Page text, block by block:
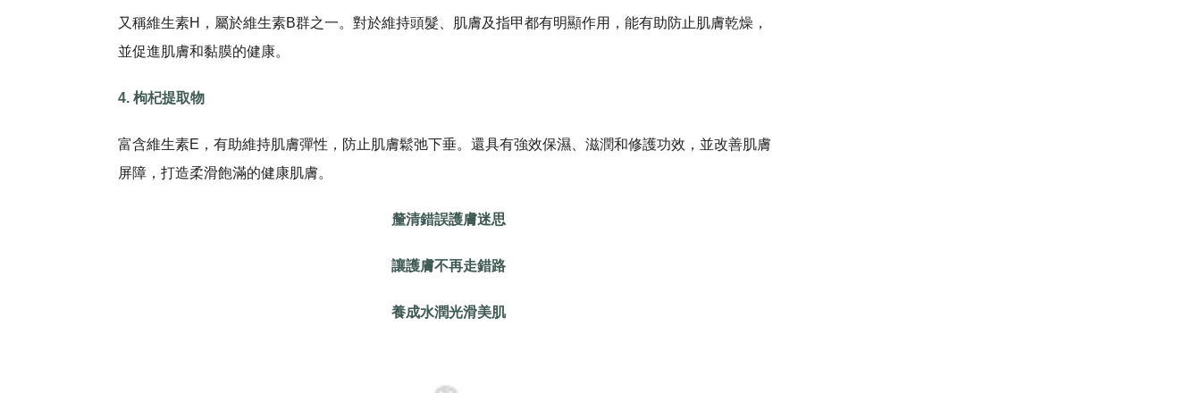
又稱維生素H，屬於維生素B群之一。對於維持頭髮、肌膚及指甲都有明顯作用，能有助防止肌膚乾燥，
並促進肌膚和黏膜的健康。
4. 枸杞提取物
富含維生素E，有助維持肌膚彈性，防止肌膚鬆弛下垂。還具有強效保濕、滋潤和修護功效，並改善肌膚
屏障，打造柔滑飽滿的健康肌膚。
釐清錯誤護膚迷思
讓護膚不再走錯路
養成水潤光滑美肌